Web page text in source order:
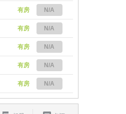
有房 N/A
有房 N/A
有房 N/A
有房 N/A
有房 N/A